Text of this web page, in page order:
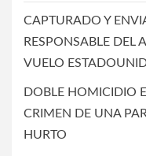
CAPTURADO Y
RESPONSABLE DEL
VUELO
DOBLE HOMICIDIO
CRIMEN DE UNA
HURTO